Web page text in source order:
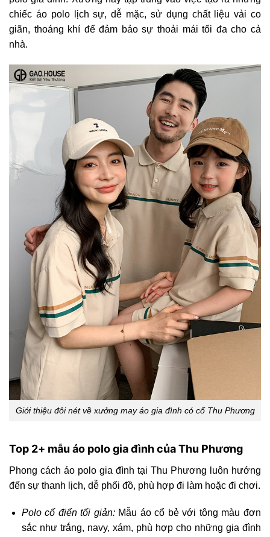
chiếc áo polo lịch sự, dễ mặc, sử dụng chất liệu vải co
giãn, thoáng khí để đảm bảo sự thoải mái tối đa cho cả
nhà.
Giới thiệu đôi nét về xưởng may áo gia đình có cổ Thu Phương
Top 2+ mẫu áo polo gia đình của Thu Phương
Phong cách áo polo gia đình tại Thu Phương luôn hướng
đến sự thanh lịch, dễ phối đồ, phù hợp đi làm hoặc đi chơi.
Polo cổ điển tối giản:Mẫu áo cổ bẻ với tông màu đơn
sắc như trắng, navy, xám, phù hợp cho những gia đình